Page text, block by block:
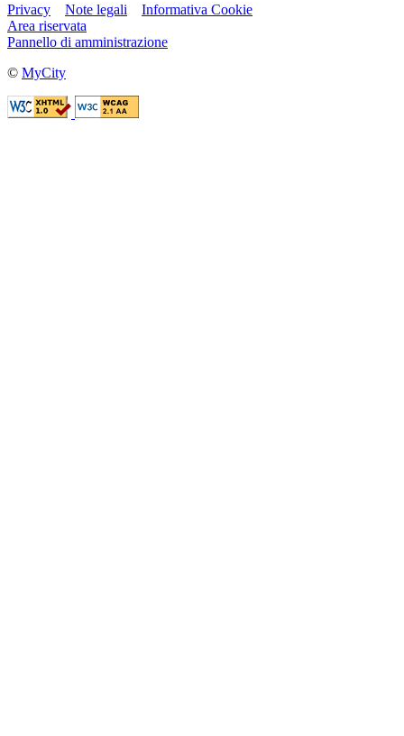
Privacy Note legali
Informativa Cookie
Area riservata
Pannello di amministrazione
© MyCity